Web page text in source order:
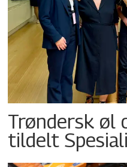
Trøndersk øl
tildelt